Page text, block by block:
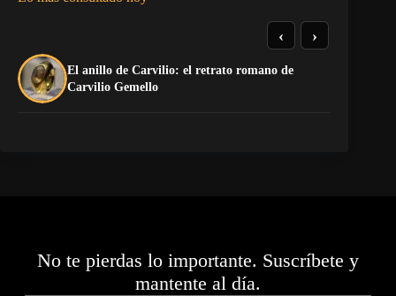
El anillo de Carvilio: el retrato romano de
Carvilio Gemello
‹ ›
No te pierdas lo importante. Suscríbete y
mantente al día.